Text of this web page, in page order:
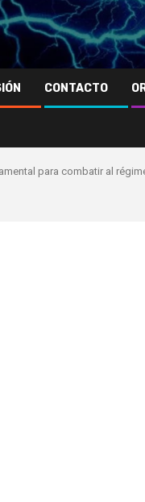
CONTACTO
para combatir al